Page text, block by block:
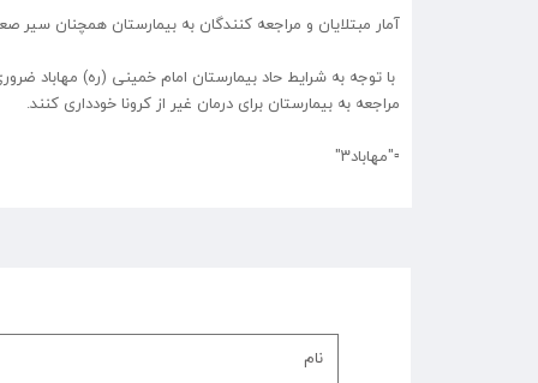
آمار مبتلایان و مراجعه کنندگان به بیمارستان همچنان سیر
با توجه به شرایط حاد بیمارستان امام خمینی (ره) مهاباد
مراجعه به بیمارستان برای درمان غیر از کرونا خودداری کنند.
▫️⁩"مهاباد۳"